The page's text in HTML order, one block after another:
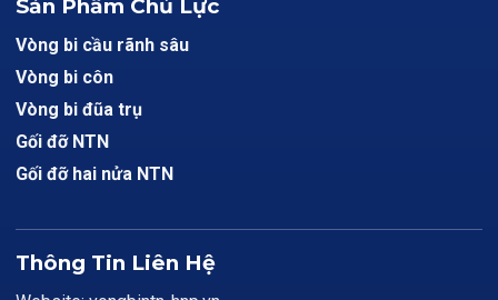
Sản Phẩm Chủ Lực
Vòng bi cầu rãnh sâu
Vòng bi côn
Vòng bi đũa trụ
Gối đỡ NTN
Gối đỡ hai nửa NTN
Thông Tin Liên Hệ